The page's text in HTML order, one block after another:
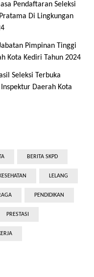
Pendaftaran Seleksi
Di Lingkungan
Pimpinan Tinggi
Kota Kediri Tahun 2024
Seleksi Terbuka
Daerah Kota
BERITA SKPD
LELANG
PENDIDIKAN
PRESTASI